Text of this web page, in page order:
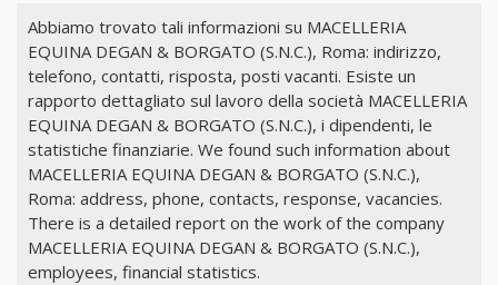
Abbiamo trovato tali informazioni su MACELLERIA
EQUINA DEGAN & BORGATO (S.N.C.), Roma: indirizzo,
telefono, contatti, risposta, posti vacanti. Esiste un
rapporto dettagliato sul lavoro della società MACELLERIA
EQUINA DEGAN & BORGATO (S.N.C.), i dipendenti, le
statistiche finanziarie. We found such information about
MACELLERIA EQUINA DEGAN & BORGATO (S.N.C.),
Roma: address, phone, contacts, response, vacancies.
There is a detailed report on the work of the company
MACELLERIA EQUINA DEGAN & BORGATO (S.N.C.),
employees, financial statistics.